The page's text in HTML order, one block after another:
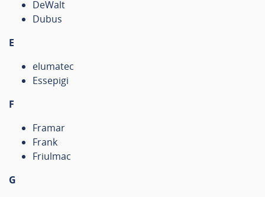
DeWalt
Dubus
E
elumatec
Essepigi
F
Framar
Frank
Friulmac
G